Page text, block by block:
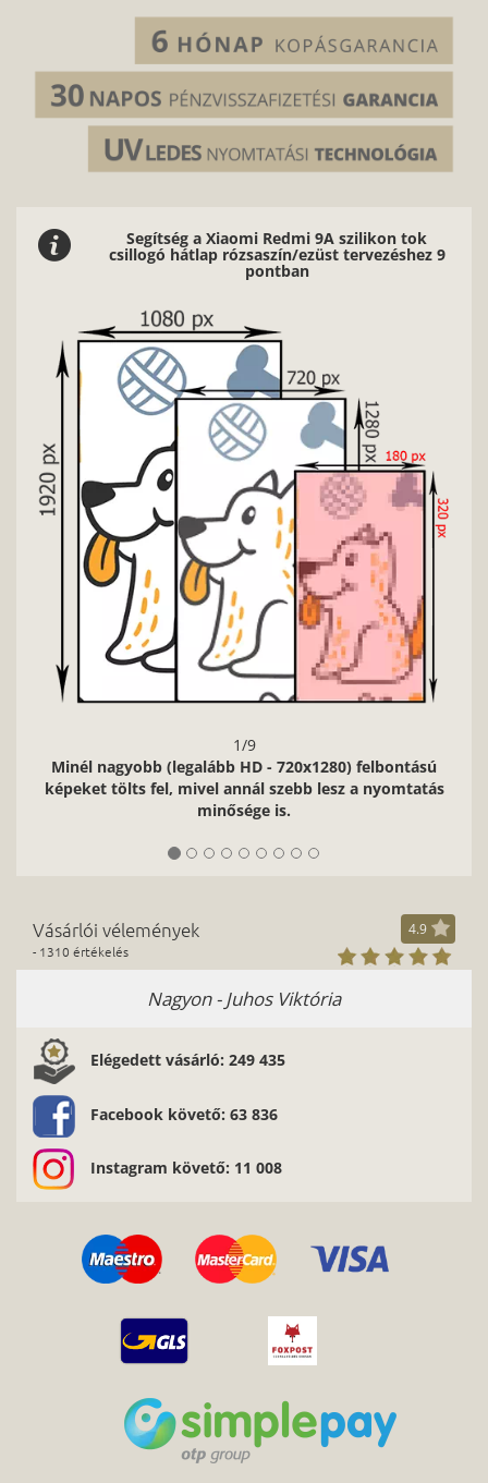
Segítség a Xiaomi Redmi 9A szilikon tok
csillogó hátlap rózsaszín/ezüst tervezéshez 9
pontban
2/9
Nagyon fontos, hogy jó minőségű, éles kontúrokkal,
fényviszonyokkal rendelkező képeket használj.
Vásárlói vélemények
- 1310 értékelés
4.9
Répás Ferenc - Amit kaptam nagyon tetszik.
az oldalt.
Elégedett vásárló: 249 435
Facebook követő: 63 836
Instagram követő: 11 008